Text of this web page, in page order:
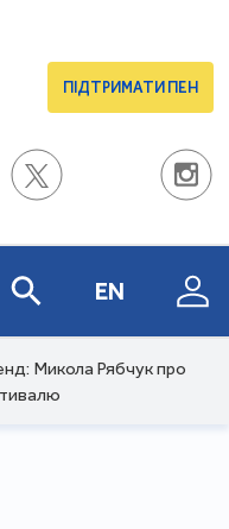
ПІДТРИМАТИ ПЕН
EN
Микола Рябчук про